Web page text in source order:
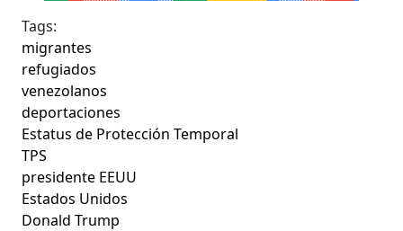
Tags:
migrantes
refugiados
venezolanos
deportaciones
Estatus de Protección Temporal
TPS
presidente EEUU
Estados Unidos
Donald Trump